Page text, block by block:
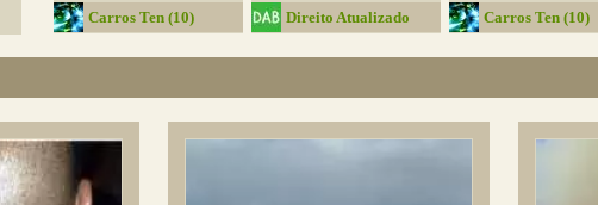
Carros Ten (10)
Direito Atualizado
Carros Ten (10)